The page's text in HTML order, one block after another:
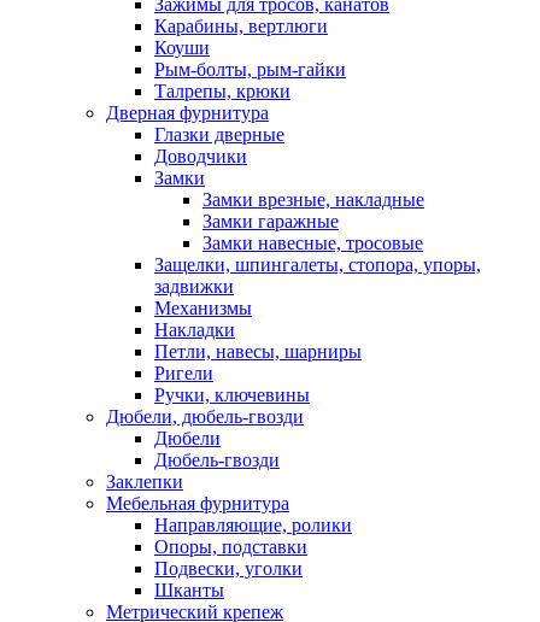
Карабины, вертлюги
Коуши
Рым-болты, рым-гайки
Талрепы, крюки
Дверная фурнитура
Глазки дверные
Доводчики
Замки
Замки врезные, накладные
Замки гаражные
Замки навесные, тросовые
Защелки, шпингалеты, стопора, упоры,
задвижки
Механизмы
Накладки
Петли, навесы, шарниры
Ригели
Ручки, ключевины
Дюбели, дюбель-гвозди
Дюбели
Дюбель-гвозди
Заклепки
Мебельная фурнитура
Направляющие, ролики
Опоры, подставки
Подвески, уголки
Шканты
Метрический крепеж